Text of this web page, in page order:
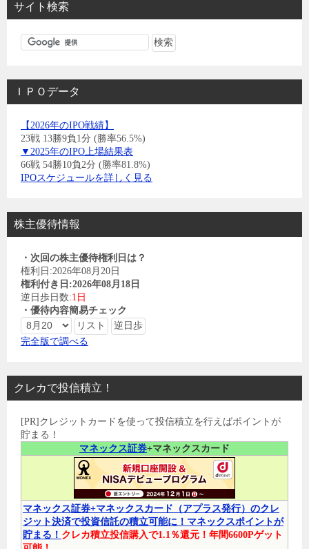
サイト検索
ＩＰＯデータ
【2026年のIPO戦績】
23戦 13勝9負1分 (勝率56.5%)
▼2025年のIPO上場結果表
66戦 54勝10負2分 (勝率81.8%)
IPOスケジュールを詳しく見る
株主優待情報
・次回の株主優待権利日は？
権利日:2026年08月20日
権利付き日:2026年08月18日
逆日歩日数:1日
・優待内容簡易チェック
完全版で調べる
クレカで投信積立！
[PR]クレジットカードを使って投信積立を行えばポイントが
貯まる！
マネックス証券+マネックスカード
マネックス証券+マネックスカード（アプラス発行）のクレ
ジット決済で投資信託の積立可能に！マネックスポイントが
貯まる！ クレカ積立投信購入で1.1％還元！年間6600Pゲット